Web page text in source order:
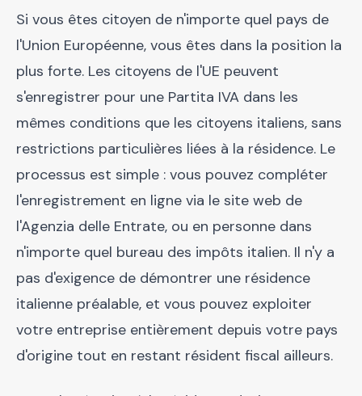
Si vous êtes citoyen de n'importe quel pays de
l'Union Européenne, vous êtes dans la position la
plus forte. Les citoyens de l'UE peuvent
s'enregistrer pour une Partita IVA dans les
mêmes conditions que les citoyens italiens, sans
restrictions particulières liées à la résidence. Le
processus est simple : vous pouvez compléter
l'enregistrement en ligne via le site web de
l'Agenzia delle Entrate, ou en personne dans
n'importe quel bureau des impôts italien. Il n'y a
pas d'exigence de démontrer une résidence
italienne préalable, et vous pouvez exploiter
votre entreprise entièrement depuis votre pays
d'origine tout en restant résident fiscal ailleurs.